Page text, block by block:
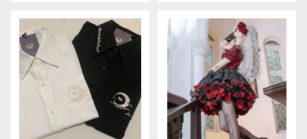
系 青文字系 ガーリー 大人可愛
い カジュアル ファッション 民族
風 コスプレ ロメルチェオ